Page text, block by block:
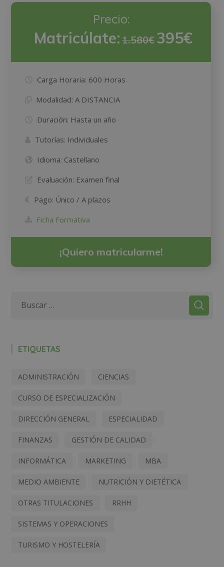
Precio:
Matricúlate:1.580€ 395€
Carga Horaria: 600 Horas
Modalidad: A DISTANCIA
Duración: Hasta un año
Tutorías: Individuales
Idioma: Castellano
Evaluación: Examen final
Pago: Único / A plazos
Ficha Formativa
¡Quiero matricularme!
ETIQUETAS
ADMINISTRACIÓN CIENCIAS
CURSO DE ESPECIALIZACIÓN
DIRECCIÓN GENERAL ESPECIALIDAD
FINANZAS GESTIÓN DE CALIDAD
INFORMÁTICA MARKETING MBA
MEDIO AMBIENTE NUTRICIÓN Y DIETÉTICA
OTRAS TITULACIONES RRHH
SISTEMAS Y OPERACIONES
TURISMO Y HOSTELERÍA